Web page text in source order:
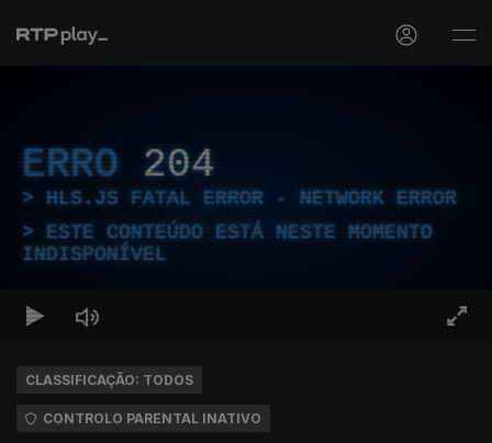
ERRO 204
HLS.JS FATAL ERROR - NETWORK ERROR
ESTE CONTEÚDO ESTÁ NESTE MOMENTO
INDISPONÍVEL
CLASSIFICAÇÃO: TODOS
CONTROLO PARENTAL INATIVO